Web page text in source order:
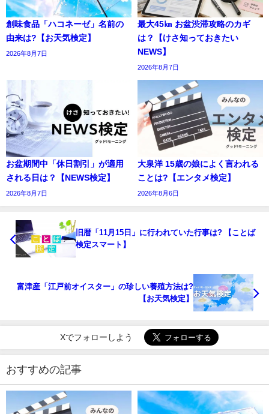
創味食品「ハコネーゼ」名前の
由来は?【お天気検定】
2026年8月7日
最大45㎞ お盆渋滞攻略のカギ
は？【けさ知っておきたい
NEWS】
2026年8月7日
お盆期間中「休日割引」が適用
される日は？【NEWS検定】
2026年8月7日
大泉洋 15歳の娘によく言われる
ことは?【エンタメ検定】
2026年8月6日
旧暦「11月15日」に行われていた行事は? 【ことば
検定スマート】
富津産「江戸前オイスター」の珍しい養殖方法は?
【お天気検定】
Xでフォローしよう
おすすめの記事